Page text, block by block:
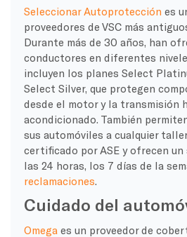
Seleccionar Autoprotección es
proveedores de VSC más
Durante más de 30 años, han
conductores en diferentes
incluyen los planes Select
Select Silver, que protegen
desde el motor y la transmisión
acondicionado. También
sus automóviles a cualquier
certificado por ASE y ofrecen
las 24 horas, los 7 días de la
reclamaciones
Cuidado del
Omega es un proveedor de